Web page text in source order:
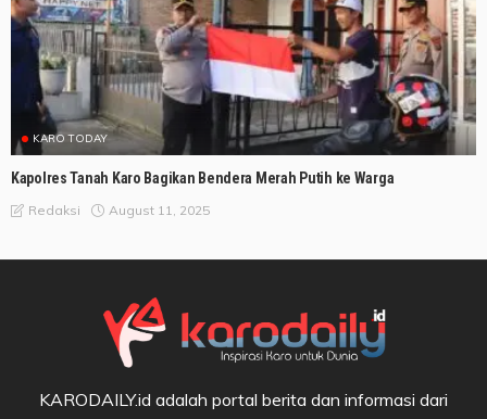
KARO TODAY
Kapolres Tanah Karo Bagikan Bendera Merah Putih ke Warga
Redaksi August 11, 2025
KARODAILY.id adalah portal berita dan informasi dari